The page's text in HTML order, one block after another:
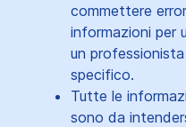
commettere
informazioni per
un
specifico.
Tutte le
sono da